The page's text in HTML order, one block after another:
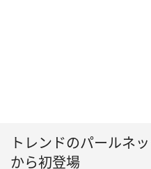
トレンドのパールネ
から初登場